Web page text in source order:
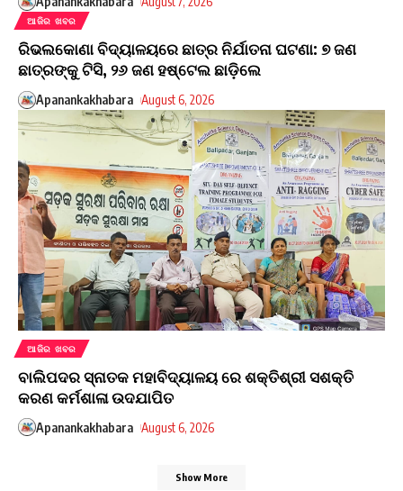
ଆଜିର ଖବର
ରିଭଲକୋଣା ବିଦ୍ୟାଳୟରେ ଛାତ୍ର ନିର୍ଯାତନା ଘଟଣା: ୭ ଜଣ
ଛାତ୍ରଙ୍କୁ ଟିସି, ୨୬ ଜଣ ହଷ୍ଟେଲ ଛାଡ଼ିଲେ
Apanankakhabara August 6, 2026
ଆଜିର ଖବର
ବାଲିପଦର ସ୍ନାତକ ମହାବିଦ୍ୟାଳୟ ରେ ଶକ୍ତିଶ୍ରୀ ସଶକ୍ତି
କରଣ କର୍ମଶାଳା ଉଦଯାପିତ
Apanankakhabara August 6, 2026
Show More